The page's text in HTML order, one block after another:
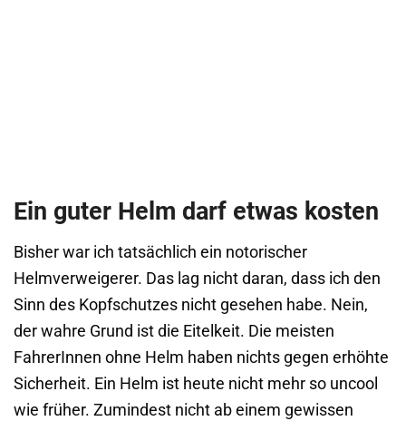
Ein guter Helm darf etwas kosten
Bisher war ich tatsächlich ein notorischer
Helmverweigerer. Das lag nicht daran, dass ich den
Sinn des Kopfschutzes nicht gesehen habe. Nein,
der wahre Grund ist die Eitelkeit. Die meisten
FahrerInnen ohne Helm haben nichts gegen erhöhte
Sicherheit. Ein Helm ist heute nicht mehr so uncool
wie früher. Zumindest nicht ab einem gewissen